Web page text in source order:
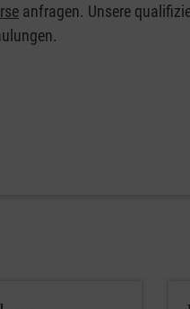
anfragen. Unsere